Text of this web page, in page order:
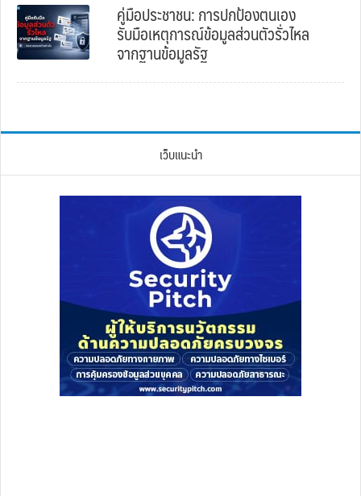
คู่มือประชาชน: การปกป้องตนเอง
รับมือเหตุการณ์ข้อมูลส่วนตัวรั่วไหล
จากฐานข้อมูลรัฐ
เว็บแนะนำ